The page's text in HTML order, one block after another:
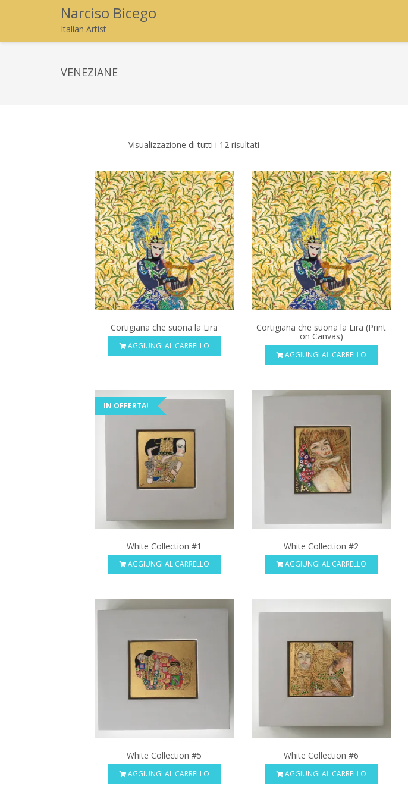
Narciso Bicego
Italian Artist
VENEZIANE
Visualizzazione di tutti i 12 risultati
Cortigiana che suona la Lira
AGGIUNGI AL CARRELLO
Cortigiana che suona la Lira (Print
on Canvas)
AGGIUNGI AL CARRELLO
IN OFFERTA!
White Collection #1
AGGIUNGI AL CARRELLO
White Collection #2
AGGIUNGI AL CARRELLO
White Collection #5
AGGIUNGI AL CARRELLO
White Collection #6
AGGIUNGI AL CARRELLO